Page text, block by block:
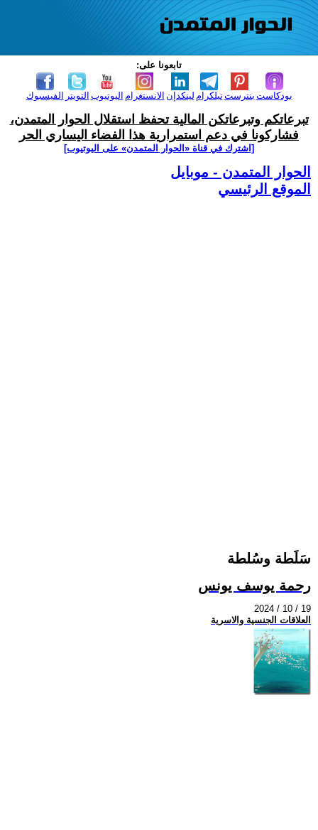
تابعونا على:
الفيسبوك التويتر اليوتيوب الانستغرام لينكدإن تيلكرامبنترست بودكاست
تبرعاتكم وتبرعاتكن المالية تحفظ استقلال الحوار المتمدن،
فشاركونا في دعم استمرارية هذا الفضاء اليساري الحر
[اشترك في قناة ‫«الحوار المتمدن» على اليوتيوب]
الحوار المتمدن - موبايل
الموقع الرئيسي
سَلَطة وسُلطة
رحمة يوسف يونس
2024 / 10 / 19
العلاقات الجنسية والاسرية